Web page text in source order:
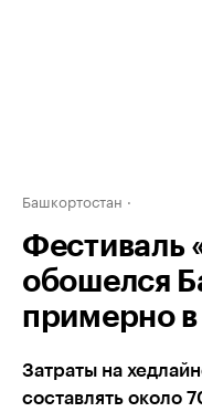
Башкортостан
Фестиваль
обошелся
примерно в
Затраты на
составлять около